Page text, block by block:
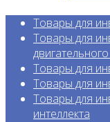
Товары для
Товары для
Товары для
Товары для
Товары для
интеллекта